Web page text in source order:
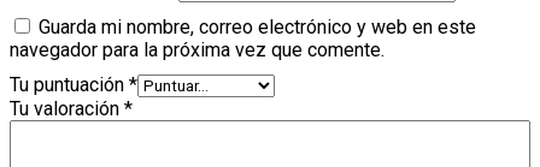
Guarda mi nombre, correo electrónico y web en este
navegador para la próxima vez que comente.
Tu puntuación *
Tu valoración *